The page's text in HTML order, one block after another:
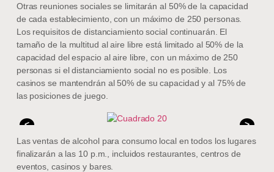
Otras reuniones sociales se limitarán al 50% de la capacidad
de cada establecimiento, con un máximo de 250 personas.
Los requisitos de distanciamiento social continuarán. El
tamaño de la multitud al aire libre está limitado al 50% de la
capacidad del espacio al aire libre, con un máximo de 250
personas si el distanciamiento social no es posible. Los
casinos se mantendrán al 50% de su capacidad y al 75% de
las posiciones de juego.
<
>
Las ventas de alcohol para consumo local en todos los lugares
finalizarán a las 10 p.m., incluidos restaurantes, centros de
eventos, casinos y bares.